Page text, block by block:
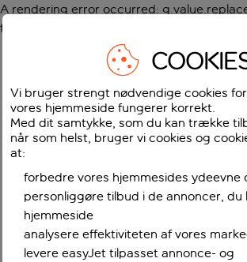
A rendering error occurred:
function
Vi bruger strengt nødvendige cookies
vores hjemmeside fungerer korrekt.
Med dit samtykke, som du kan trække
når som helst, bruger vi cookies og
at:
forbedre vores hjemmesides ydeevne
personliggøre tilbud i de annoncer, du
hjemmeside
analysere effektiviteten af vores
levere easyJet tilpasset annonce- og